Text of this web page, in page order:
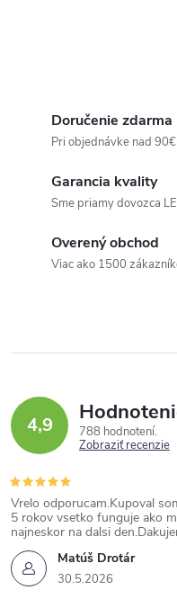
Doručenie zdarma
Pri objednávke nad
Garancia kvality
Sme priamy dovozca
Overený obchod
Viac ako 1500
4,9
788 hodnotení
Zobraziť recenzie
Matúš Drotár
30.5.2026
Vrelo odporucam.Kupoval
5 rokov vsetko funguje ako
najneskor na dalsi